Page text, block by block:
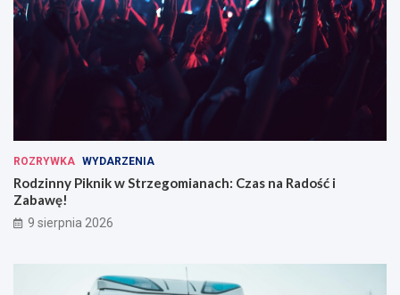
ROZRYWKA WYDARZENIA
Rodzinny Piknik w Strzegomianach: Czas na Radość i
Zabawę!
9 sierpnia 2026